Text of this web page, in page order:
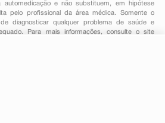
e não substituem, em hipótese
pelo profissional da área médica. Somente o
diagnosticar qualquer problema de saúde e
Para mais informações, consulte o site